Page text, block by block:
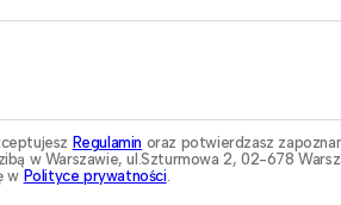
Regulamin oraz potwierdzasz
w Warszawie, ul.Szturmowa 2, 02-678
w Polityce prywatności